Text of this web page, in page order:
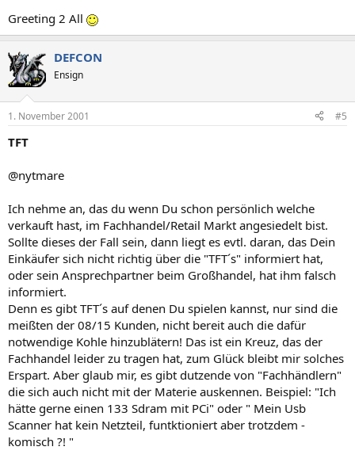
Greeting 2 All
DEFCON
Ensign
1. November 2001 #5
TFT
@nytmare
Ich nehme an, das du wenn Du schon persönlich welche
verkauft hast, im Fachhandel/Retail Markt angesiedelt bist.
Sollte dieses der Fall sein, dann liegt es evtl. daran, das Dein
Einkäufer sich nicht richtig über die "TFT´s" informiert hat,
oder sein Ansprechpartner beim Großhandel, hat ihm falsch
informiert.
Denn es gibt TFT´s auf denen Du spielen kannst, nur sind die
meißten der 08/15 Kunden, nicht bereit auch die dafür
notwendige Kohle hinzublätern! Das ist ein Kreuz, das der
Fachhandel leider zu tragen hat, zum Glück bleibt mir solches
Erspart. Aber glaub mir, es gibt dutzende von "Fachhändlern"
die sich auch nicht mit der Materie auskennen. Beispiel: "Ich
hätte gerne einen 133 Sdram mit PCi" oder " Mein Usb
Scanner hat kein Netzteil, funtktioniert aber trotzdem -
komisch ?! "